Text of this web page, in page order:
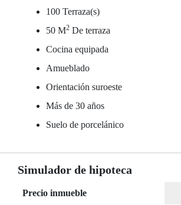
100 Terraza(s)
50 M2 De terraza
Cocina equipada
Amueblado
Orientación suroeste
Más de 30 años
Suelo de porcelánico
Simulador de hipoteca
Precio inmueble